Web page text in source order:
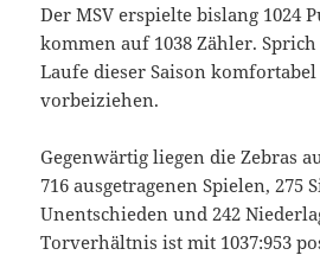
Der MSV erspielte bislang 1024
kommen auf 1038 Zähler.
Laufe dieser Saison
vorbeiziehen.
Gegenwärtig liegen die Zebras
716 ausgetragenen Spielen, 275
Unentschieden und 242
Torverhältnis ist mit 1037:953